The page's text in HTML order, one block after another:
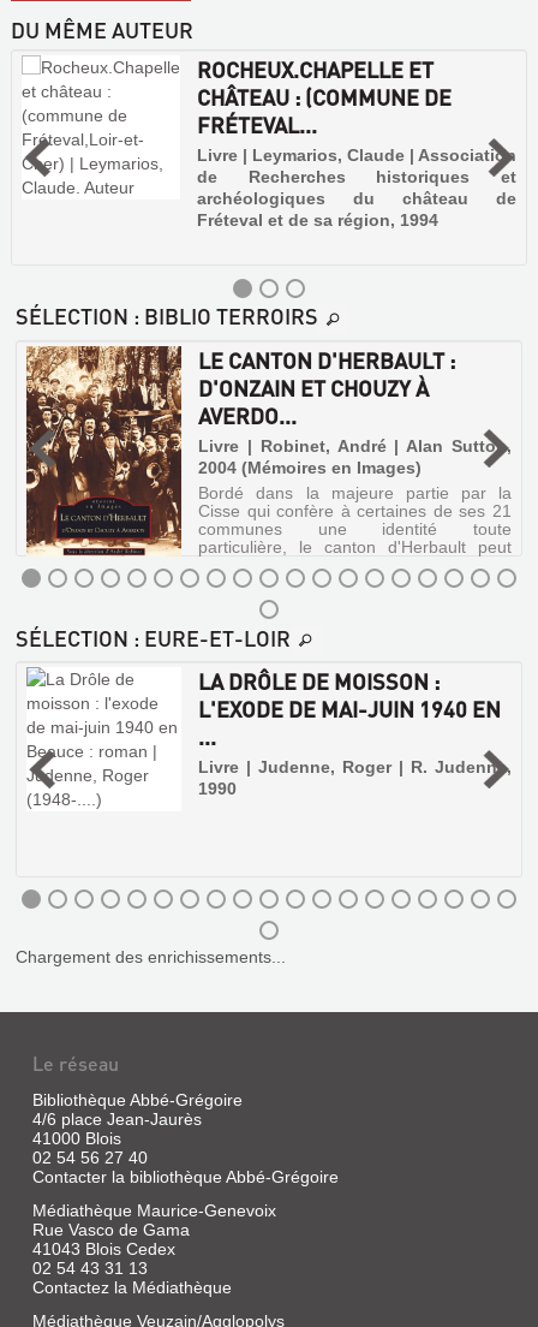
DU MÊME AUTEUR
ROCHEUX.CHAPELLE ET
CHÂTEAU : (COMMUNE DE
FRÉTEVAL...
Livre | Leymarios, Claude | Association
de Recherches historiques et
archéologiques du château de
Fréteval et de sa région, 1994
ROCHEUX.CHAPELLE
ET
CHÂTEAU
:
(COMMUNE
DE
FRÉTEVAL...
Claude
de
du
château
de
Fréteval
et
de
région,
1994
SÉLECTION : BIBLIO TERROIRS
LE CANTON D'HERBAULT :
D'ONZAIN ET CHOUZY À
AVERDO...
Livre | Robinet, André | Alan Sutton,
2004 (Mémoires en Images)
Bordé dans la majeure partie par la
Cisse qui confère à certaines de ses 21
communes une identité toute
particulière, le canton d'Herbault peut
tout autant se diviser en trois ensembles
géographiquement, historiquement et
architec...
LE
CANTON
D'HERBAULT
:
D'ONZAIN
ET
CHOUZY
|
|
en
Images)
Bordé
dans
la
majeure
partie
par
la
Cisse
qui
confère
à
certaines
SÉLECTION : EURE-ET-LOIR
LA DRÔLE DE MOISSON :
L'EXODE DE MAI-JUIN 1940 EN
...
Livre | Judenne, Roger | R. Judenne,
1990
Chargement des enrichissements...
Le réseau
Bibliothèque Abbé-Grégoire
4/6 place Jean-Jaurès
41000 Blois
02 54 56 27 40
Contacter la bibliothèque Abbé-Grégoire
Médiathèque Maurice-Genevoix
Rue Vasco de Gama
41043 Blois Cedex
02 54 43 31 13
Contactez la Médiathèque
Médiathèque Veuzain/Agglopolys